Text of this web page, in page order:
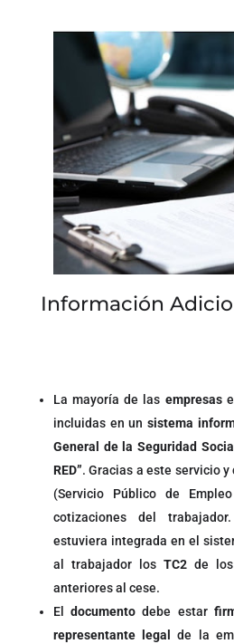
Información
La mayoría de las empresas
incluidas en unsistema
General de la Seguridad Social
RED”. Gracias a este servicio y
(Servicio Público de
cotizaciones del
estuviera integrada en el
al trabajador los TC2de los
anteriores al cese.
Eldocumentodebe estar
representante legal
de la